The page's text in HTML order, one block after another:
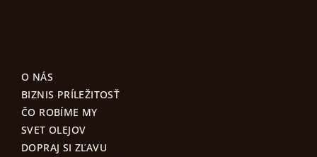
O NÁS
BIZNIS PRÍLEŽITOSŤ
ČO ROBÍME MY
SVET OLEJOV
DOPRAJ SI ZĽAVU